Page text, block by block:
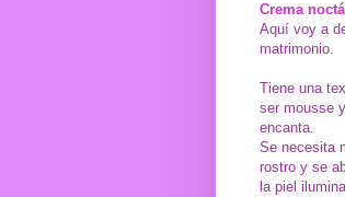
Crema
Aquí voy a
matrimonio.
Tiene una
ser mousse
encanta.
Se necesita
rostro y se
la piel